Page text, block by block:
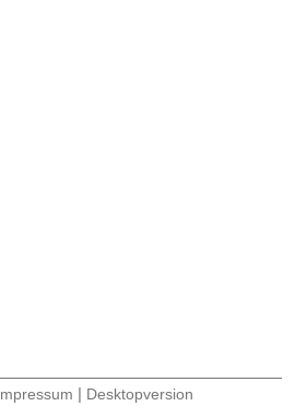
Impressum | Desktopversion